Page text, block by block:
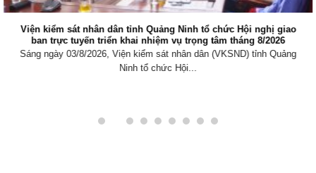
Viện kiểm sát nhân dân tỉnh Quảng Ninh tổ chức Hội nghị giao
ban trực tuyến triển khai nhiệm vụ trọng tâm tháng 8/2026
Sáng ngày 03/8/2026, Viện kiểm sát nhân dân (VKSND) tỉnh Quảng
Ninh tổ chức Hội...